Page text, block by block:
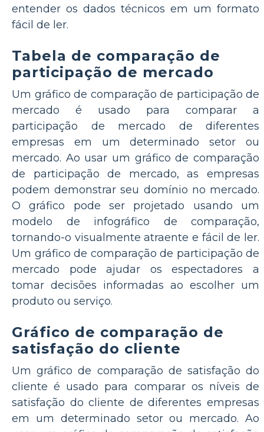
entender os dados técnicos em um formato
fácil de ler.
Tabela de comparação de
participação de mercado
Um gráfico de comparação de participação de
mercado é usado para comparar a
participação de mercado de diferentes
empresas em um determinado setor ou
mercado. Ao usar um gráfico de comparação
de participação de mercado, as empresas
podem demonstrar seu domínio no mercado.
O gráfico pode ser projetado usando um
modelo de infográfico de comparação,
tornando-o visualmente atraente e fácil de ler.
Um gráfico de comparação de participação de
mercado pode ajudar os espectadores a
tomar decisões informadas ao escolher um
produto ou serviço.
Gráfico de comparação de
satisfação do cliente
Um gráfico de comparação de satisfação do
cliente é usado para comparar os níveis de
satisfação do cliente de diferentes empresas
em um determinado setor ou mercado. Ao